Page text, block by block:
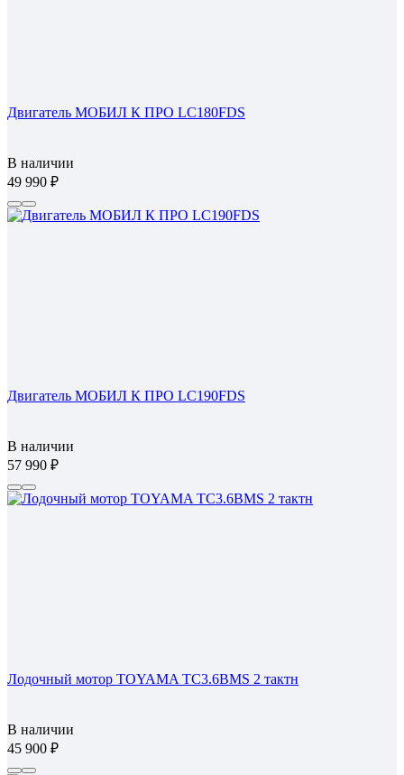
Двигатель МОБИЛ К ПРО LC180FDS
В наличии
49 990
Двигатель МОБИЛ К ПРО LC190FDS
В наличии
57 990
Лодочный мотор TOYAMA TC3.6BMS 2 тактн
В наличии
45 900